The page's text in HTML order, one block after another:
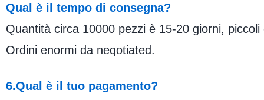
Qual è il tempo di consegna?
Quantità circa 10000 pezzi è 15-20 giorni,
Ordini enormi da neqotiated.
6.Qual è il tuo pagamento?